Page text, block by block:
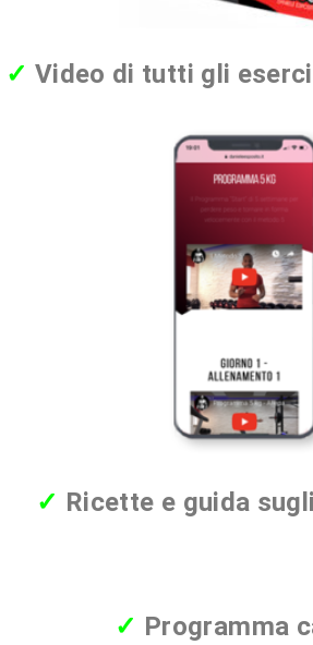
✓ Video di tutti gli
✓ Ricette e guida
✓ Programma